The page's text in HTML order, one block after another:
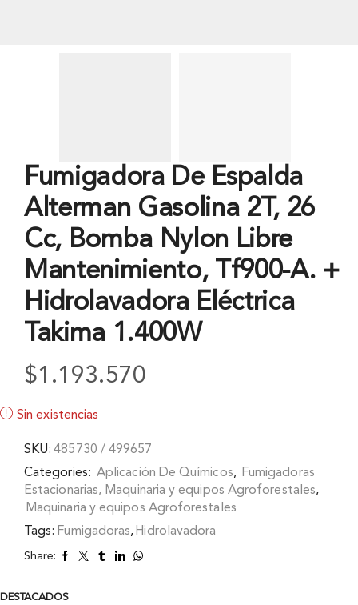
Fumigadora De Espalda
Alterman Gasolina 2T, 26
Cc, Bomba Nylon Libre
Mantenimiento, Tf900-A. +
Hidrolavadora Eléctrica
Takima 1.400W
$1.193.570
Sin existencias
SKU: 485730 / 499657
Categories: Aplicación De Químicos, Fumigadoras
Estacionarias, Maquinaria y equipos Agroforestales,
Maquinaria y equipos Agroforestales
Tags: Fumigadoras, Hidrolavadora
Share:
DESTACADOS